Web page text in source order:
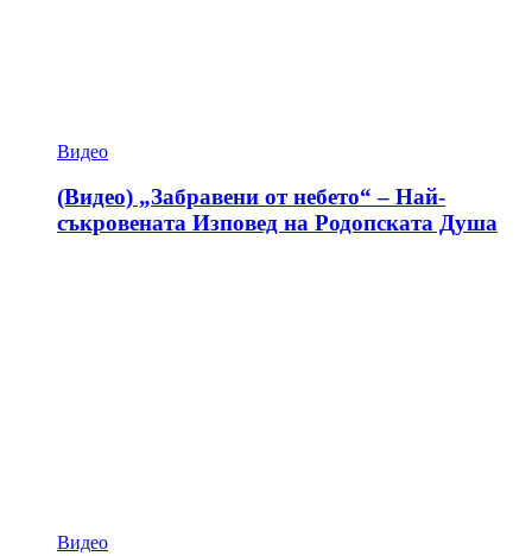
Видео
(Видео) „Забравени от небето“ – Най-
съкровената Изповед на Родопската Душа
Видео